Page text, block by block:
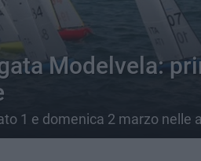
Modelvela:
1 e domenica 2 marzo nelle